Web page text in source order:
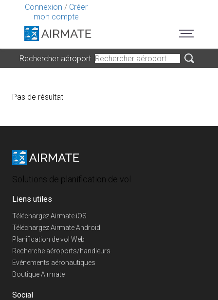
Connexion / Créer
mon compte
Rechercher aéroport
Pas de résultat
Solutions de planification de vol
Liens utiles
Téléchargez Airmate iOS
Téléchargez Airmate Android
Planification de vol Web
Recherche aéroports/handleurs
Evénements aéronautiques
Boutique Airmate
Social